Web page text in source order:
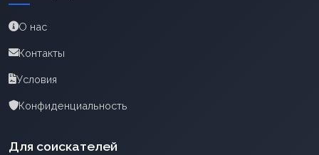
О нас
Контакты
Условия
Конфиденциальность
Для соискателей